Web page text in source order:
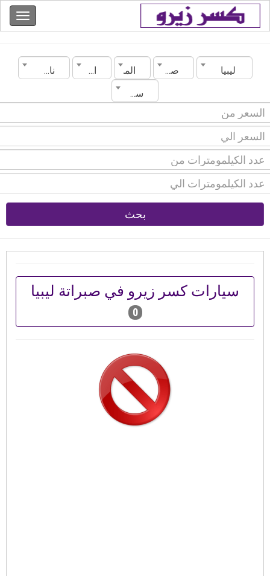
ليبيا صبراتة الماركة الموديل
ناقل الحركة
سنة الصنع
بحث
سيارات كسر زيرو في صبراتة ليبيا
0